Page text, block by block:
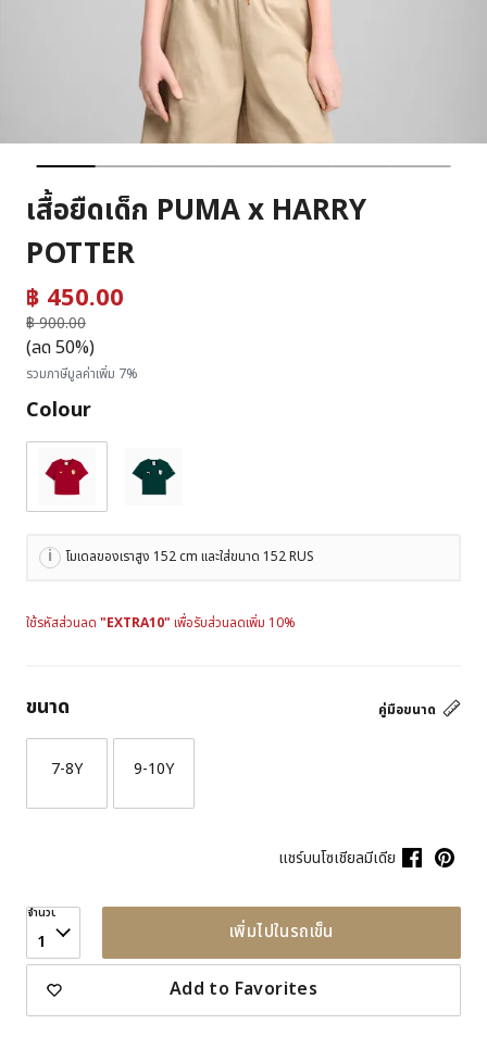
เสื้อยืดเด็ก PUMA x HARRY
POTTER
฿ 450.00
฿ 900.00
ถึง
(ลด 50%)
รวมภาษีมูลค่าเพิ่ม 7%
Colour
โมเดลของเราสูง 152 cm และใส่ขนาด 152 RUS
ใช้รหัสส่วนลด "EXTRA10" เพื่อรับส่วนลดเพิ่ม 10%
คู่มือขนาด
ขนาด
7-8Y 9-10Y
แชร์บนโซเชียลมีเดีย
จำนวน
1 เพิ่มไปในรถเข็น
Add to Favorites